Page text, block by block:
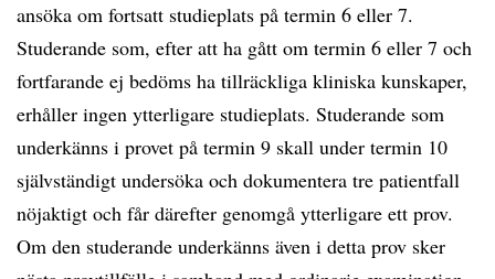
ansöka om fortsatt studieplats på termin 6 eller 7.
Studerande som, efter att ha gått om termin 6 eller 7 och
fortfarande ej bedöms ha tillräckliga kliniska kunskaper,
erhåller ingen ytterligare studieplats. Studerande som
underkänns i provet på termin 9 skall under termin 10
självständigt undersöka och dokumentera tre patientfall
nöjaktigt och får därefter genomgå ytterligare ett prov.
Om den studerande underkänns även i detta prov sker